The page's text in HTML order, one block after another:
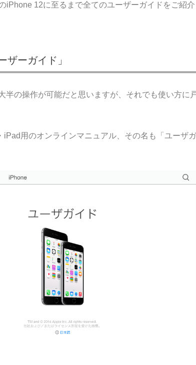
12に至るまで全てのユーザーガイドをご紹介
ザーガイド」
の操作が可能だと思いますが、それでも使い方に
用のオンラインマニュアル、その名も「ユーザ